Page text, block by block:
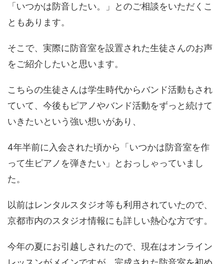
「いつかは防音したい。」とのご相談をいただくこ
ともあります。
そこで、実際に防音室を設置された生徒さんのお声
をご紹介したいと思います。
こちらの生徒さんは学生時代からバンド活動もされ
ていて、今後もピアノやバンド活動をずっと続けて
いきたいという強い想いがあり、
4年半前に入会された頃から「いつかは防音室を作
って生ピアノを弾きたい」とおっしゃっていまし
た。
以前はレンタルスタジオ等も利用されていたので、
京都市内のスタジオ情報にも詳しい熱心な方です。
今年の夏にお引越しされたので、現在はオンライン